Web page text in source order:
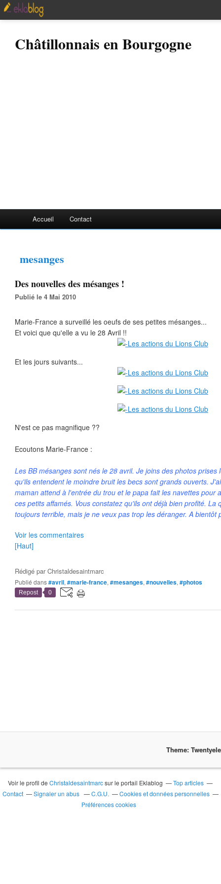
Châtillonnais en Bourgogne
Accueil Contact
mesanges
Des nouvelles des mésanges !
Publié le 4 Mai 2010
Marie-France a surveillé les oeufs de ses petites mésanges...
Et voici que qu'elle a vu le 28 Avril !!
Et les jours suivants...
N'est ce pas magnifique ??
Ecoutons Marie-France :
Les BB mésanges sont nés le 28 avril. Je joins des photos
qu'ils entendent le moindre bruit les becs sont grands ouverts.
maman attend à l'entrée du trou et le papa fait les navettes pour
ces petits affamés. Vous constatez qu'ils ont déjà bien profité. La
toujours terrible, mais je ne veux pas trop les déranger. A bientôt
Voir les commentaires
[Haut]
Rédigé parChristaldesaintmarc
Publié dans#avril, #marie-france, #mesanges, #nouvelles, #photos
Repost 0
Theme:
Voir le profil deChristaldesaintmarcsur le portail Eklablog
Top articles
Contact
Signaler un abus C.G.U.
Cookies et données personnelles
Préférences cookies